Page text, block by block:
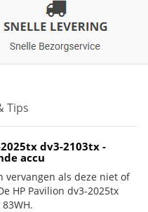
Tips
dv3-2103tx -
accu
vervangen als deze niet of
HP Pavilion dv3-2025tx